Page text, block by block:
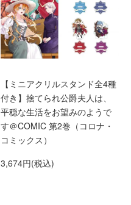
【ミニアクリルスタンド全4種
付き】捨てられ公爵夫人は、
平穏な生活をお望みのようで
す＠COMIC 第2巻（コロナ・
コミックス）
3,674円(税込)